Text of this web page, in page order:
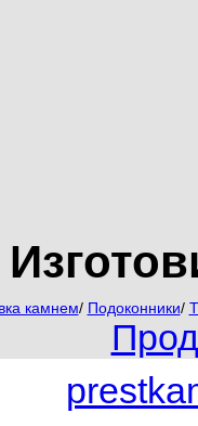
камнем/ Подоконники/